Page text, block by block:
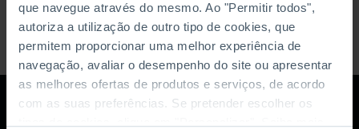
que navegue através do mesmo. Ao "Permitir todos",
autoriza a utilização de outro tipo de cookies, que
permitem proporcionar uma melhor experiência de
navegação, avaliar o desempenho do site ou apresentar
as melhores ofertas de produtos e serviços, de acordo
com as suas preferências. Se pretender escolher os